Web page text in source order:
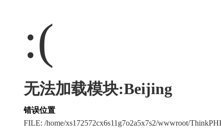
:(
无法加载模块:Beijing
错误位置
FILE: /home/xs172572cx6s11g7o2a5x7s2/wwwroot/